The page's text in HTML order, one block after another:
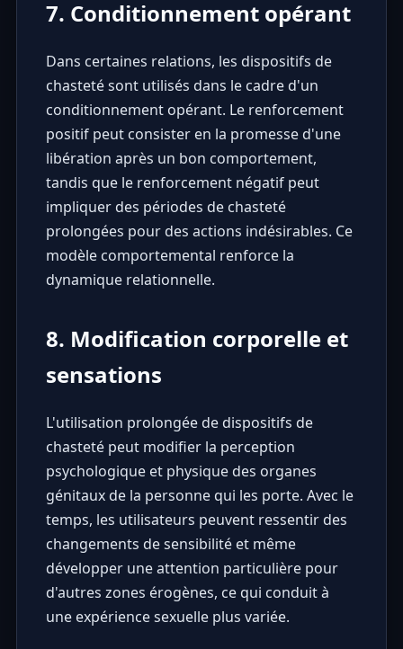
7. Conditionnement opérant
Dans certaines relations, les dispositifs de
chasteté sont utilisés dans le cadre d'un
conditionnement opérant. Le renforcement
positif peut consister en la promesse d'une
libération après un bon comportement,
tandis que le renforcement négatif peut
impliquer des périodes de chasteté
prolongées pour des actions indésirables. Ce
modèle comportemental renforce la
dynamique relationnelle.
8. Modification corporelle et
sensations
L'utilisation prolongée de dispositifs de
chasteté peut modifier la perception
psychologique et physique des organes
génitaux de la personne qui les porte. Avec le
temps, les utilisateurs peuvent ressentir des
changements de sensibilité et même
développer une attention particulière pour
d'autres zones érogènes, ce qui conduit à
une expérience sexuelle plus variée.